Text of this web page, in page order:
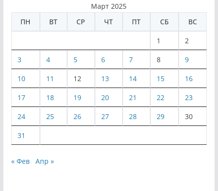
Март 2025
ПН
ВТ СР ЧТ ПТ СБ ВС
1 2
3 4 5 6 7 8 9
10 11 12 13 14 15 16
17 18 19 20 21 22 23
24 25 26 27 28 29 30
31
« Фев Апр »